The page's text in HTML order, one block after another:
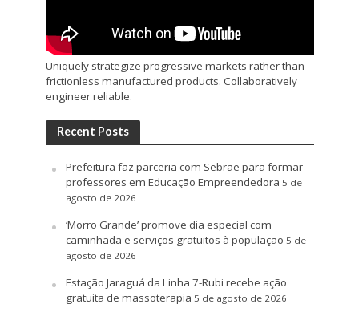
Uniquely strategize progressive markets rather than
frictionless manufactured products. Collaboratively
engineer reliable.
Recent Posts
Prefeitura faz parceria com Sebrae para formar
professores em Educação Empreendedora 5 de
agosto de 2026
‘Morro Grande’ promove dia especial com
caminhada e serviços gratuitos à população 5 de
agosto de 2026
Estação Jaraguá da Linha 7-Rubi recebe ação
gratuita de massoterapia 5 de agosto de 2026